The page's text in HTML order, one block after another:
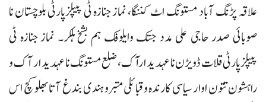
علاقہ پڑنگ آباد مستونگ اٹ کننگا، نماز جنازہ ٹی پیپلزپارٹی بلوچستان نا
صوبائی صدر حاجی علی مدد جتک وایلوفک ہم بشخ ہلکر۔ نماز جنازہ ٹی
پیپلزپارٹی قلات ڈویڑن نا عہدیدارآک، ضلع مستونگ نا عہدیدار آک و
راہشون تتون اوار سیاسی کارندہ و قبائلی متبرو ہندی بندغ آتا بھلو کچ اس